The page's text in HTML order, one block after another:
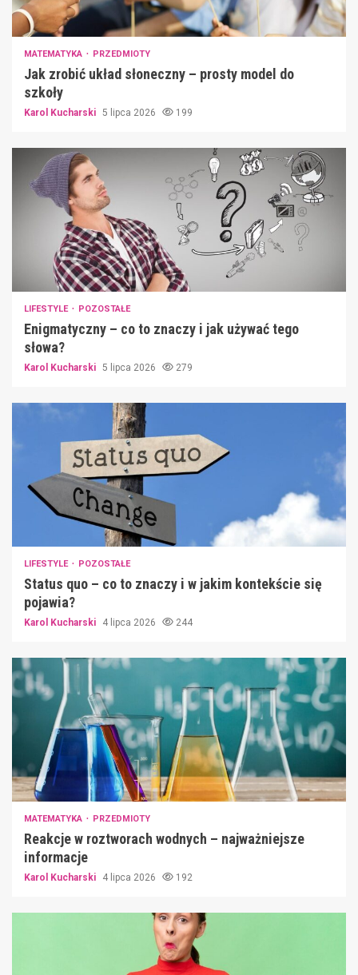
MATEMATYKA PRZEDMIOTY
Jak zrobić układ słoneczny – prosty model do
szkoły
Karol Kucharski 5 lipca 2026 199
LIFESTYLE POZOSTAŁE
Enigmatyczny – co to znaczy i jak używać tego
słowa?
Karol Kucharski 5 lipca 2026 279
LIFESTYLE POZOSTAŁE
Status quo – co to znaczy i w jakim kontekście się
pojawia?
Karol Kucharski 4 lipca 2026 244
MATEMATYKA PRZEDMIOTY
Reakcje w roztworach wodnych – najważniejsze
informacje
Karol Kucharski 4 lipca 2026 192